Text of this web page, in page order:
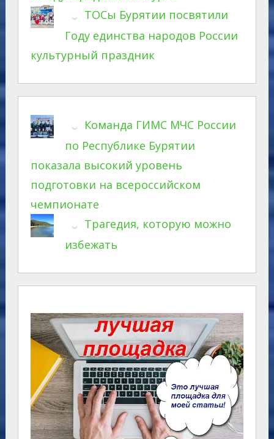
ТОСы Бурятии посвятили
Году единства народов России
культурный праздник
Команда ГИМС МЧС России
по Республике Бурятии
показала высокий уровень
подготовки на всероссийском
чемпионате
Трагедия, которую можно
избежать